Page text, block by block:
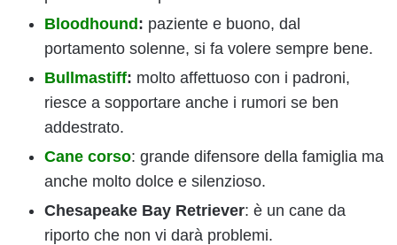
Bloodhound: paziente e buono, dal
portamento solenne, si fa volere sempre bene.
Bullmastiff: molto affettuoso con i padroni,
riesce a sopportare anche i rumori se ben
addestrato.
Cane corso: grande difensore della famiglia ma
anche molto dolce e silenzioso.
Chesapeake Bay Retriever: è un cane da
riporto che non vi darà problemi.